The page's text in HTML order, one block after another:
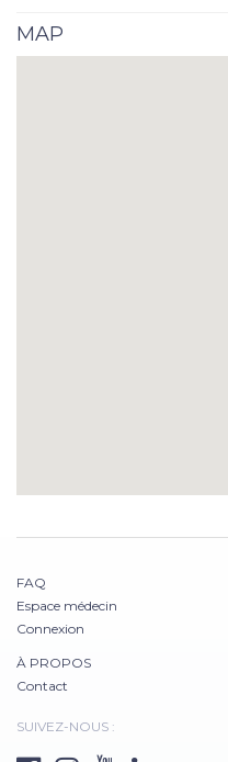
MAP
FAQ
Espace médecin
Connexion
À PROPOS
Contact
SUIVEZ-NOUS :